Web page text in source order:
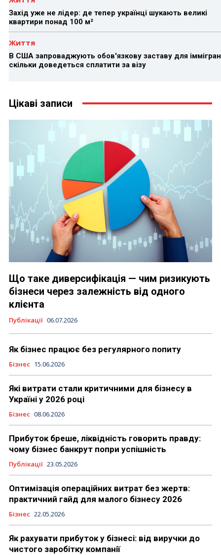
Захід уже не лідер: де тепер українці шукають великі
квартири понад 100 м²
Життя
В США запроваджують обов'язкову заставу для
скільки доведеться сплатити за візу
Цікаві записи
Що таке диверсифікація — чим ризикують
бізнеси через залежність від одного
клієнта
Публікації 06.07.2026
Як бізнес працює без регулярного попиту
Бізнес 15.06.2026
Які витрати стали критичними для бізнесу в
Україні у 2026 році
Бізнес 08.06.2026
Прибуток бреше, ліквідність говорить правду:
чому бізнес банкрут попри успішність
Публікації 23.05.2026
Оптимізація операційних витрат без жертв:
практичний гайд для малого бізнесу 2026
Бізнес 22.05.2026
Як рахувати прибуток у бізнесі: від виручки до
чистого заробітку компанії